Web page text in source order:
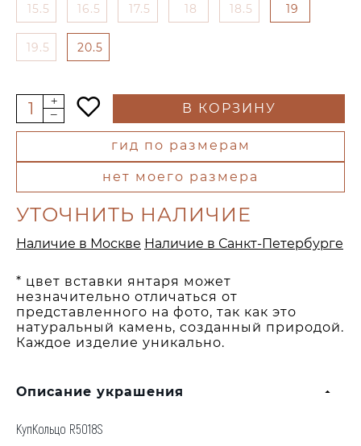
15.5 16.5 17.5 18 18.5 19
19.5 20.5
В КОРЗИНУ
гид по размерам
нет моего размера
* цвет вставки янтаря может
незначительно отличаться от
представленного на фото, так как это
натуральный камень, созданный природой.
Каждое изделие уникально.
Описание украшения
КупКольцо R5018S
УТОЧНИТЬ НАЛИЧИЕ
Наличие в Москве Наличие в Санкт-Петербурге